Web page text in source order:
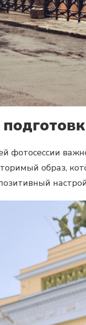
фотосессии
образ,